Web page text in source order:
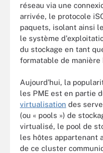
réseau via une
arrivée, le protocole
paquets, isolant ainsi
le système
du stockage en tant
formatable de
Aujourd'hui, la
les PME est en partie
virtualisation des
(ou « pools ») de
virtualisé, le pool de
les hôtes appartenant
de ce cluster